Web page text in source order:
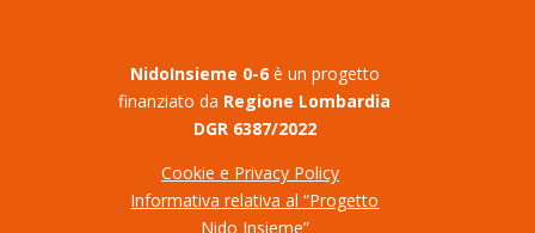
NidoInsieme 0-6è un progetto
finanziato da Regione Lombardia
DGR 6387/2022
Cookie e Privacy Policy
Informativa relativa al “Progetto
Nido Insieme”